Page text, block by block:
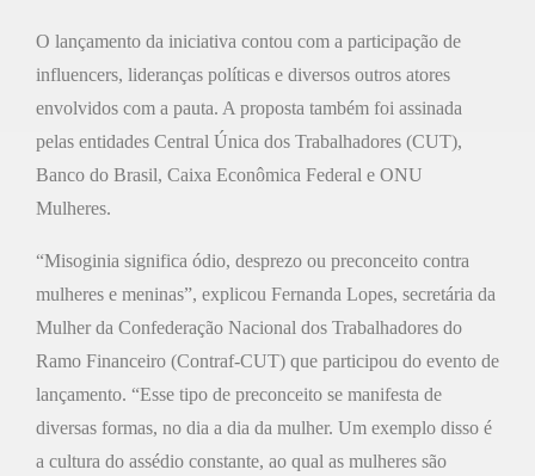
O lançamento da iniciativa contou com a participação de
influencers, lideranças políticas e diversos outros atores
envolvidos com a pauta. A proposta também foi assinada
pelas entidades Central Única dos Trabalhadores (CUT),
Banco do Brasil, Caixa Econômica Federal e ONU
Mulheres.
“Misoginia significa ódio, desprezo ou preconceito contra
mulheres e meninas”, explicou Fernanda Lopes, secretária da
Mulher da Confederação Nacional dos Trabalhadores do
Ramo Financeiro (Contraf-CUT) que participou do evento de
lançamento. “Esse tipo de preconceito se manifesta de
diversas formas, no dia a dia da mulher. Um exemplo disso é
a cultura do assédio constante, ao qual as mulheres são